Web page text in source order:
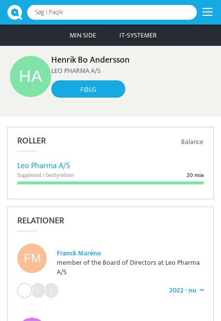
Søg i Paqle
MIN SIDE IT-SYSTEMER
Henrik Bo Andersson
LEO PHARMA A/S
FØLG
Balance
ROLLER
Leo Pharma A/S
20 mia
Suppleant i bestyrelsen
RELATIONER
Franck Maréno
member of the Board of Directors at Leo Pharma
A/S
2022 - nu